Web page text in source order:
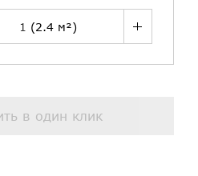
в один клик